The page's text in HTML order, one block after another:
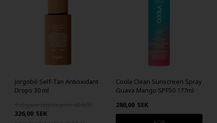
Jorgobé Self-Tan Antioxidant
Drops 30 ml
326,00 SEK
Coola Clean Sunscreen Spray
Guava Mango SPF50 177ml
286,00 SEK